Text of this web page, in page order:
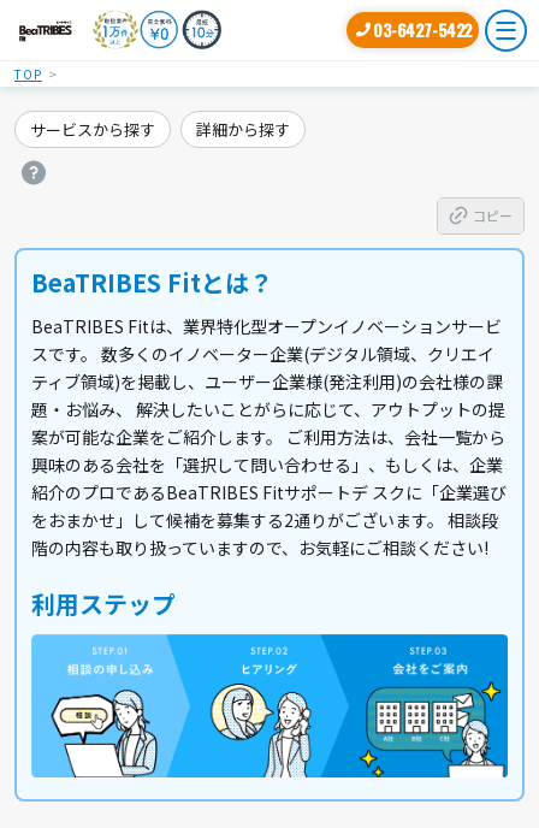
03-6427-5422
TOP
サービスから探す 詳細から探す
コピー
BeaTRIBES Fitとは？
BeaTRIBES Fitは、業界特化型オープンイノベーションサービ
スです。 数多くのイノベーター企業(デジタル領域、クリエイ
ティブ領域)を掲載し、ユーザー企業様(発注利用)の会社様の課
題・お悩み、 解決したいことがらに応じて、アウトプットの提
案が可能な企業をご紹介します。 ご利用方法は、会社一覧から
興味のある会社を「選択して問い合わせる」、もしくは、企業
紹介のプロであるBeaTRIBES Fitサポートデ スクに「企業選び
をおまかせ」して候補を募集する2通りがございます。 相談段
階の内容も取り扱っていますので、お気軽にご相談ください!
利用ステップ